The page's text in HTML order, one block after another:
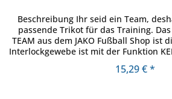
Beschreibung Ihr seid ein Team,
passende Trikot für das Training.
TEAM aus dem JAKO Fußball Shop ist
Interlockgewebe ist mit der Funktion
15,29 € *